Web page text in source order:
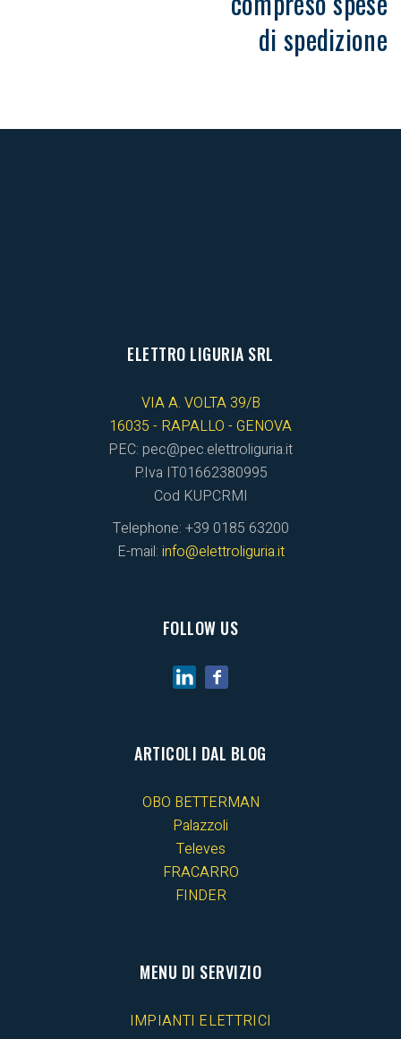
di spedizione
ELETTRO LIGURIA SRL
VIA A. VOLTA 39/B
16035 - RAPALLO - GENOVA
PEC: pec@pec.elettroliguria.it
P.Iva IT01662380995
Cod KUPCRMI
Telephone: +39 0185 63200
E-mail: info@elettroliguria.it
FOLLOW US
ARTICOLI DAL BLOG
OBO BETTERMAN
Palazzoli
Televes
FRACARRO
FINDER
MENU DI SERVIZIO
IMPIANTI ELETTRICI